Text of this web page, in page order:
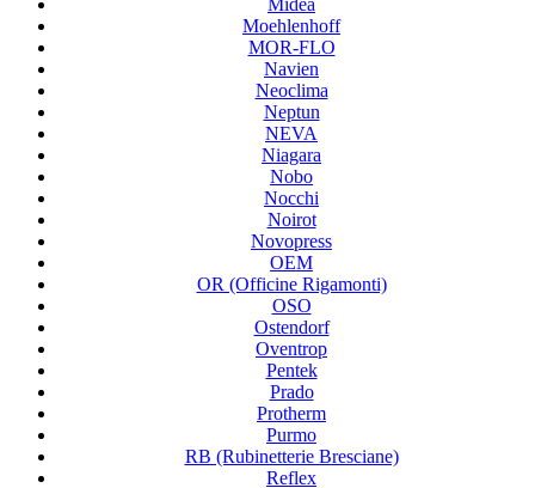
Moehlenhoff
MOR-FLO
Navien
Neoclima
Neptun
NEVA
Niagara
Nobo
Nocchi
Noirot
Novopress
OEM
OR (Officine Rigamonti)
OSO
Ostendorf
Oventrop
Pentek
Prado
Protherm
Purmo
RB (Rubinetterie Bresciane)
Reflex